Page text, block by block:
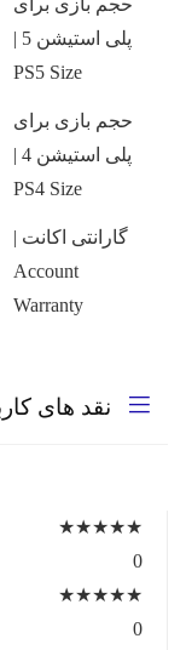
پلی استیشن 5 |
PS5 Size
حجم بازی برای
پلی استیشن 4 |
PS4 Size
گارانتی اکانت |
Account
Warranty
نقد های
★
★
★
★
★
0
★
★
★
★
★
0